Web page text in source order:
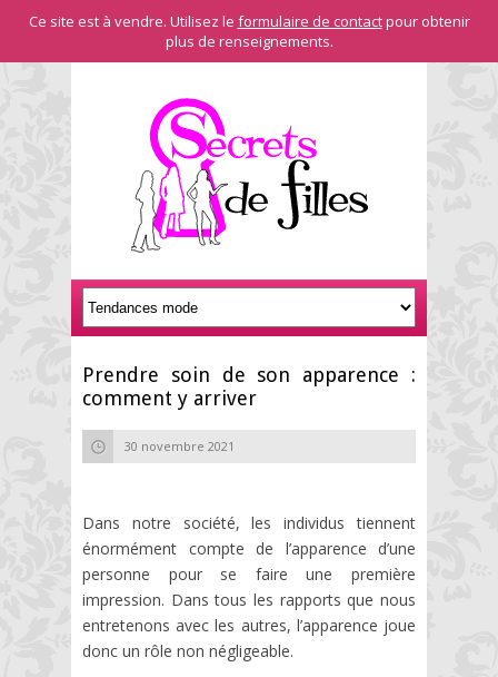
Ce site est à vendre. Utilisez le formulaire de contactpour obtenir
plus de renseignements.
Prendre soin de son apparence :
comment y arriver
30 novembre 2021
Dans notre société, les individus tiennent
énormément compte de l’apparence d’une
personne pour se faire une première
impression. Dans tous les rapports que nous
entretenons avec les autres, l’apparence joue
donc un rôle non négligeable.